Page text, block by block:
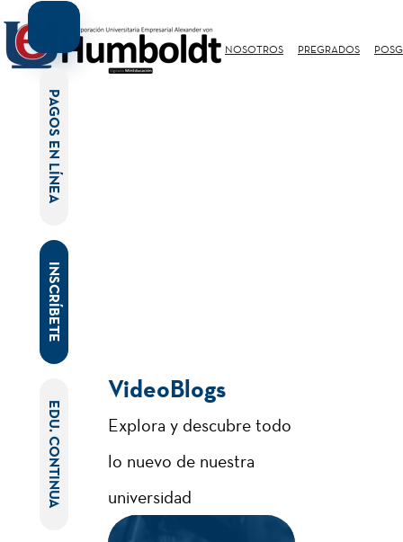
NOSOTROS PREGRADOS
VideoBlogs
Explora y descubre todo
lo nuevo de nuestra
universidad
PAGOS EN LÍNEA
INSCRÍBETE
EDU. CONTINUA